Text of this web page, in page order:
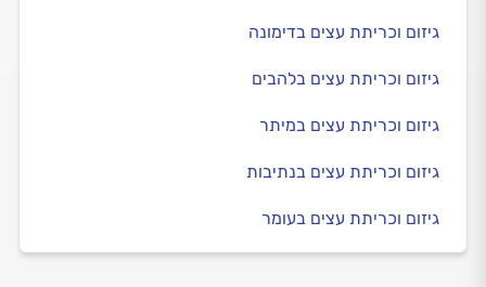
גיזום וכריתת עצים בדימונה
גיזום וכריתת עצים בלהבים
גיזום וכריתת עצים במיתר
גיזום וכריתת עצים בנתיבות
גיזום וכריתת עצים בעומר